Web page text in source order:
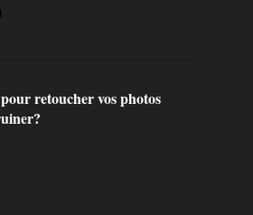
retoucher vos photos
BLOG